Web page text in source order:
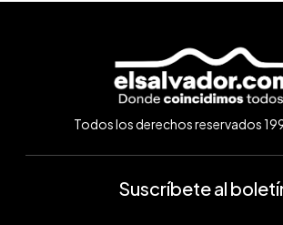
Todos los derechos reservados
Suscríbete al